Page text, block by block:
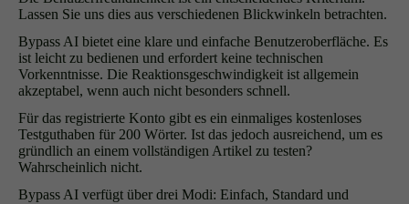
Lassen Sie uns dies aus verschiedenen Blickwinkeln betrachten.
Bypass AI bietet eine klare und einfache Benutzeroberfläche. Es
ist leicht zu bedienen und erfordert keine technischen
Vorkenntnisse. Die Reaktionsgeschwindigkeit ist allgemein
akzeptabel, wenn auch nicht besonders schnell.
Für das registrierte Konto gibt es ein einmaliges kostenloses
Testguthaben für 200 Wörter. Ist das jedoch ausreichend, um es
gründlich an einem vollständigen Artikel zu testen?
Wahrscheinlich nicht.
Bypass AI verfügt über drei Modi: Einfach, Standard und